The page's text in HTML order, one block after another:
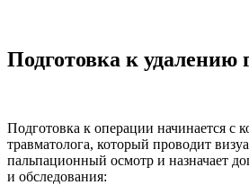
Подготовка к удалению
Подготовка к операции начинается с
травматолога, который проводит
пальпационный осмотр и назначает
и обследования: